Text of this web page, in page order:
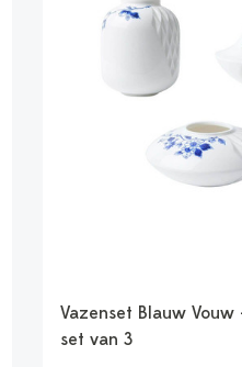
Vazenset Blauw Vouw
set van 3